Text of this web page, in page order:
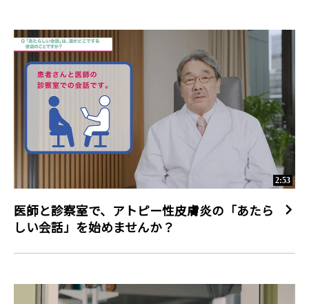
2:53
医師と診察室で、アトピー性皮膚炎の「あたら
しい会話」を始めませんか？